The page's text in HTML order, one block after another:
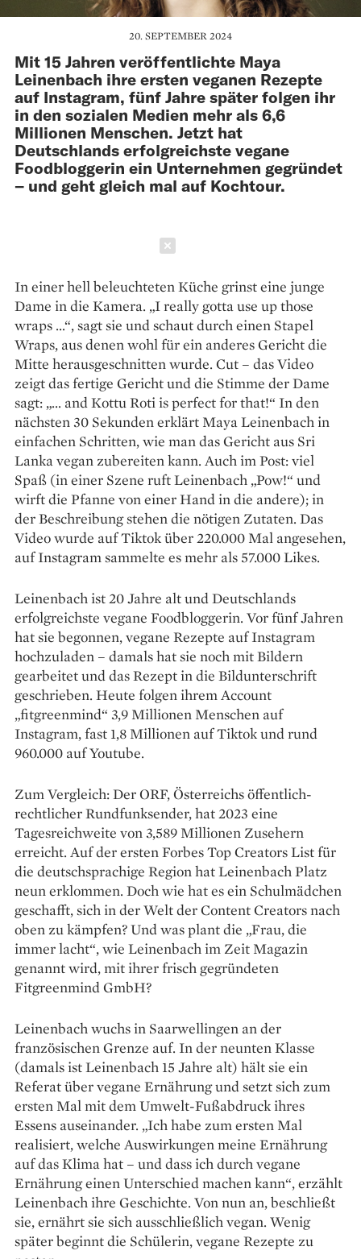
20. SEPTEMBER 2024
Mit 15 Jahren veröffentlichte Maya
Leinenbach ihre ersten veganen Rezepte
auf Instagram, fünf Jahre später folgen ihr
in den sozialen Medien mehr als 6,6
Millionen Menschen. Jetzt hat
Deutschlands erfolgreichste vegane
Foodbloggerin ein Unternehmen gegründet
– und geht gleich mal auf Kochtour.
In einer hell beleuchteten Küche grinst eine junge
Dame in die Kamera. „I really gotta use up those
wraps …“, sagt sie und schaut durch ­einen Stapel
Wraps, aus denen wohl für ein anderes ­Gericht die
Mitte herausgeschnitten wurde. Cut – das Video
zeigt das fertige Gericht und die Stimme der Dame
sagt: „… and Kottu Roti is perfect for that!“ In den
nächsten 30 Sekunden erklärt Maya Leinenbach in
einfachen Schritten, wie man das Gericht aus Sri
Lanka vegan zubereiten kann. Auch im Post: viel
Spaß (in einer Szene ruft Leinenbach „Pow!“ und
wirft die Pfanne von einer Hand in die andere); in
der Beschreibung stehen die nötigen Zutaten. Das
Video wurde auf Tiktok über 220.000 Mal angesehen,
auf Instagram sammelte es mehr als 57.000 Likes.
Leinenbach ist 20 Jahre alt und Deutschlands
erfolgreichste vegane Foodbloggerin. Vor fünf Jahren
hat sie begonnen, vegane Rezepte auf Instagram
hochzuladen – damals hat sie noch mit Bildern
gearbeitet und das Rezept in die Bild­unterschrift
geschrieben. Heute folgen ihrem ­Account
„fitgreenmind“ 3,9 Millionen Menschen auf
Instagram, fast 1,8 Millionen auf Tiktok und rund
960.000 auf Youtube.
Zum Vergleich: Der ORF, Österreichs öffentlich-
rechtlicher Rundfunksender, hat 2023 eine
Tagesreichweite von 3,589 Millionen Zu­sehern
erreicht. Auf der ersten Forbes Top Creators List für
die deutschsprachige Region hat Leinenbach Platz
neun erklommen. Doch wie hat es ein Schulmädchen
geschafft, sich in der Welt der Content Creators nach
oben zu kämpfen? Und was plant die „Frau, die
immer lacht“, wie Leinenbach im Zeit Magazin
genannt wird, mit ihrer frisch gegründeten
Fitgreenmind GmbH?
Leinenbach wuchs in Saarwellingen an der
französischen Grenze auf. In der neunten Klasse
(damals ist Leinenbach 15 Jahre alt) hält sie ein
Referat über vegane Ernährung und setzt sich zum
ersten Mal mit dem Umwelt-Fußabdruck ihres
Essens auseinander. „Ich habe zum ersten Mal
realisiert, welche Auswirkungen meine Ernährung
auf das Klima hat – und dass ich durch vegane
Ernährung einen Unterschied machen kann“, erzählt
Leinenbach ihre Geschichte. Von nun an, beschließt
sie, ernährt sie sich ausschließlich vegan. Wenig
später beginnt die Schülerin, vegane Rezepte zu